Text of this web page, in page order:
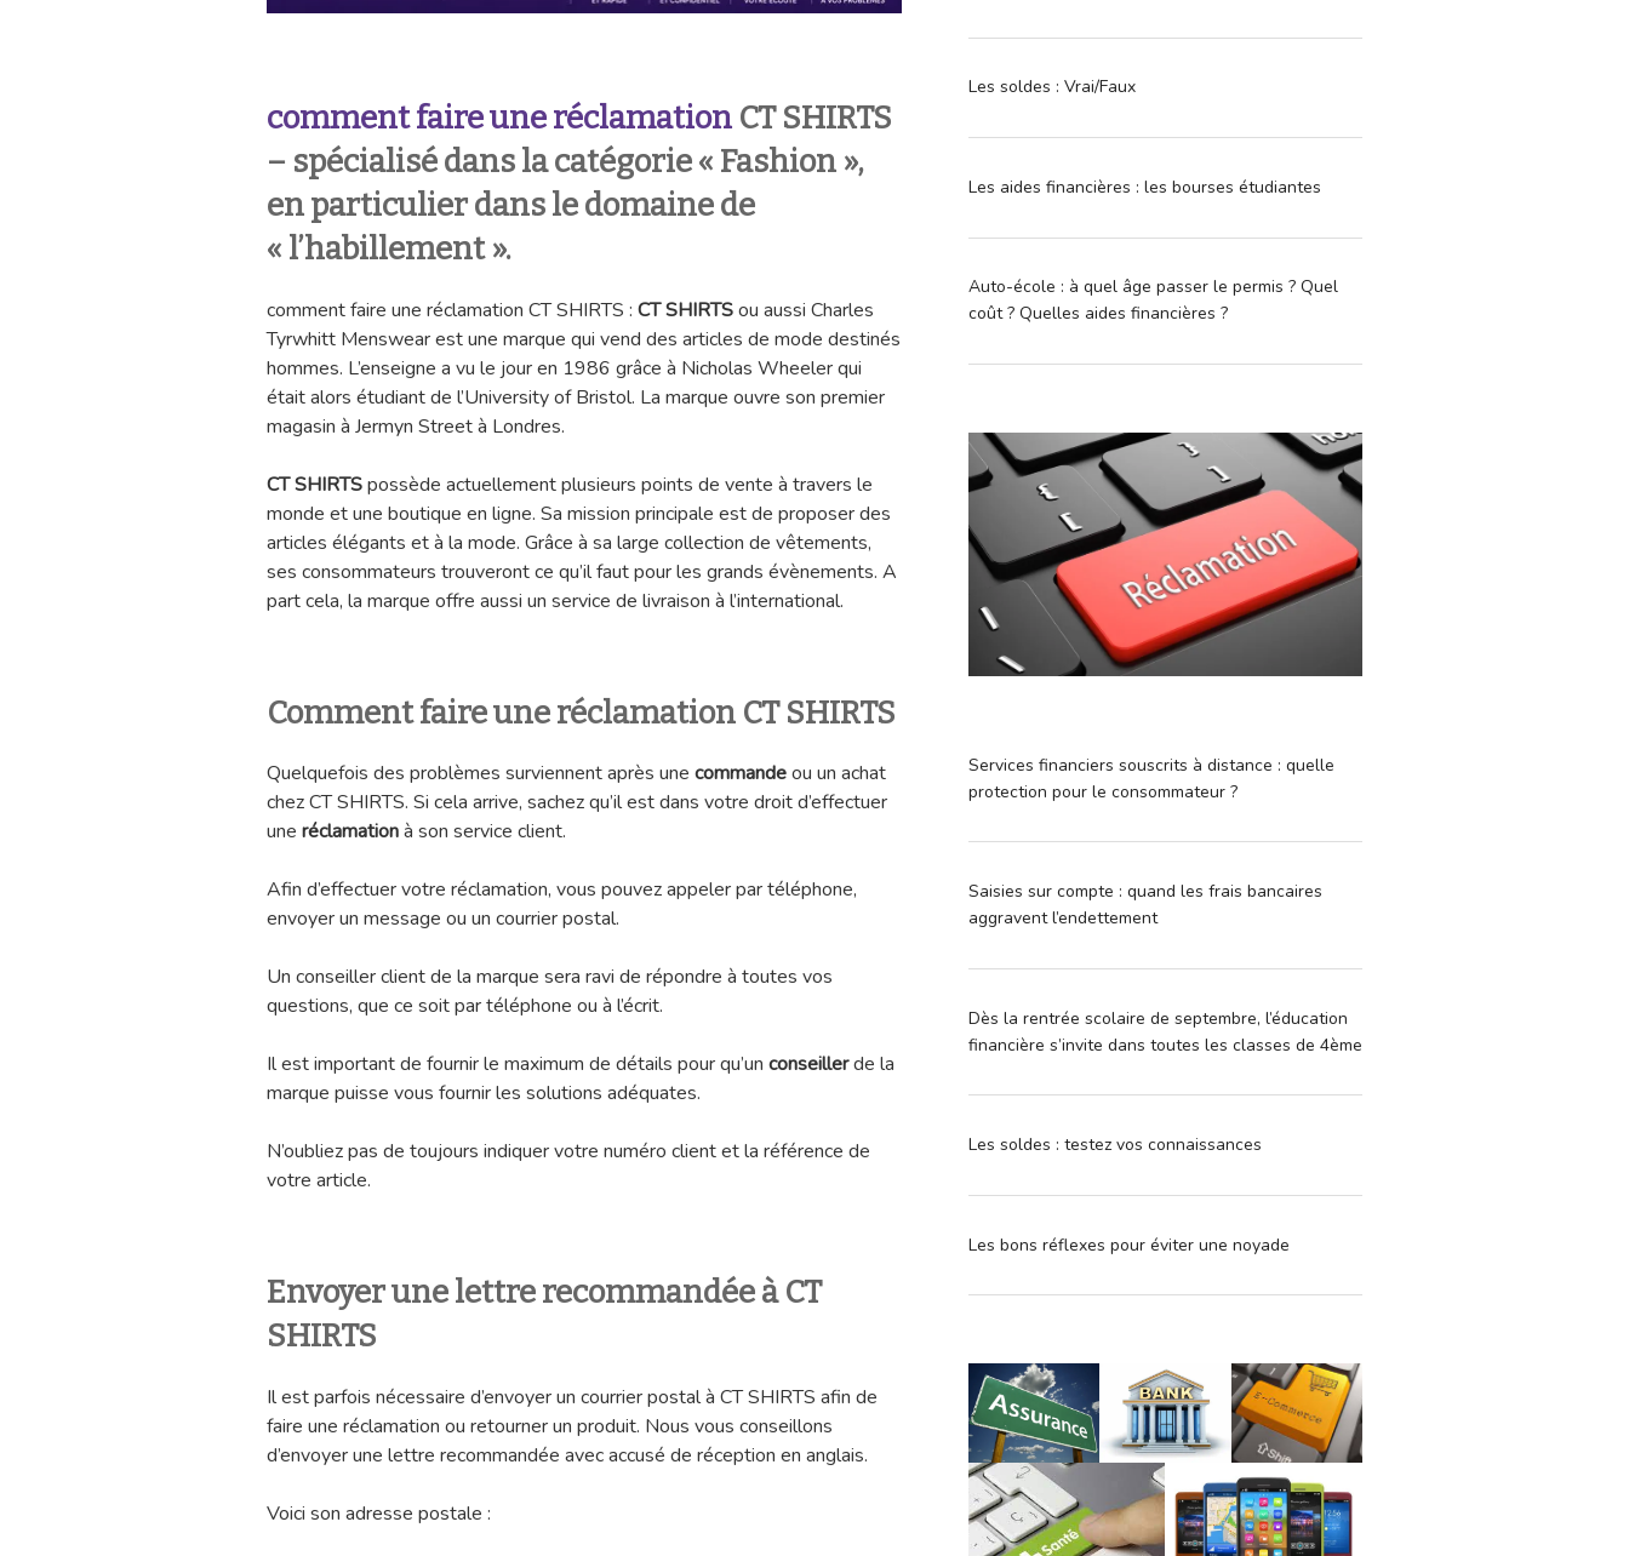
comment faire une réclamation CT SHIRTS
– spécialisé dans la catégorie « Fashion »,
en particulier dans le domaine de
« l’habillement ».
comment faire une réclamation CT SHIRTS : CT SHIRTSou aussi Charles
Tyrwhitt Menswear est une marque qui vend des articles de mode destinés
hommes. L’enseigne a vu le jour en 1986 grâce à Nicholas Wheeler qui
était alors étudiant de l’University of Bristol. La marque ouvre son premier
magasin à Jermyn Street à Londres.
CT SHIRTSpossède actuellement plusieurs points de vente à travers le
monde et une boutique en ligne. Sa mission principale est de proposer des
articles élégants et à la mode. Grâce à sa large collection de vêtements,
ses consommateurs trouveront ce qu’il faut pour les grands évènements. A
part cela, la marque offre aussi un service de livraison à l’international.
Comment faire une réclamation CT SHIRTS
Quelquefois des problèmes surviennent après une commandeou un achat
chez CT SHIRTS. Si cela arrive, sachez qu’il est dans votre droit d’effectuer
une réclamationà son service client.
Afin d’effectuer votre réclamation, vous pouvez appeler par téléphone,
envoyer un message ou un courrier postal.
Un conseiller client de la marque sera ravi de répondre à toutes vos
questions, que ce soit par téléphone ou à l’écrit.
Il est important de fournir le maximum de détails pour qu’un conseillerde la
marque puisse vous fournir les solutions adéquates.
N’oubliez pas de toujours indiquer votre numéro client et la référence de
votre article.
Envoyer une lettre recommandée à CT
SHIRTS
Il est parfois nécessaire d’envoyer un courrier postal à CT SHIRTS afin de
faire une réclamation ou retourner un produit. Nous vous conseillons
d’envoyer une lettre recommandée avec accusé de réception en anglais.
Voici son adresse postale :
Les soldes : Vrai/Faux
Les aides financières : les bourses étudiantes
Auto-école : à quel âge passer le permis ? Quel
coût ? Quelles aides financières ?
Services financiers souscrits à distance : quelle
protection pour le consommateur ?
Saisies sur compte : quand les frais bancaires
aggravent l’endettement
Dès la rentrée scolaire de septembre, l’éducation
financière s’invite dans toutes les classes de 4ème
Les soldes : testez vos connaissances
Les bons réflexes pour éviter une noyade